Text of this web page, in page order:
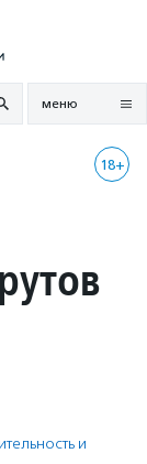
меню
18+
и